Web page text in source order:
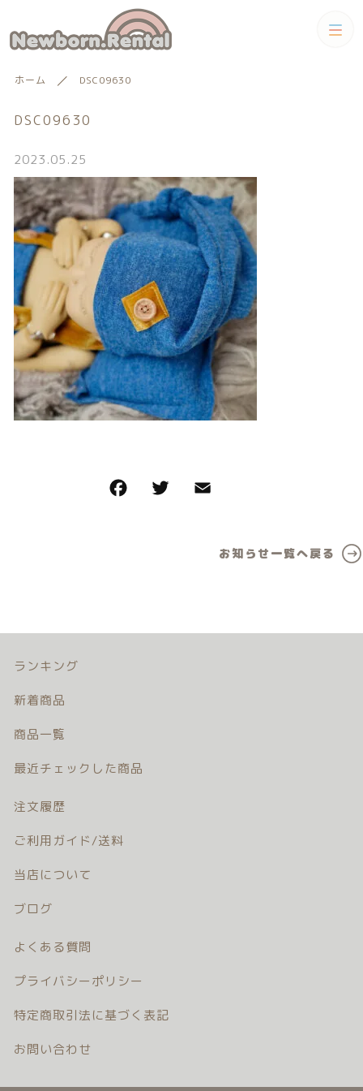
ホーム DSC09630
DSC09630
2023.05.25
お知らせ一覧へ戻る
ランキング
新着商品
商品一覧
最近チェックした商品
注文履歴
ご利用ガイド/送料
当店について
ブログ
よくある質問
プライバシーポリシー
特定商取引法に基づく表記
お問い合わせ
カテゴリー
トータルコーディネート
セット
男の子向けアイテム
小物単品レンタル 女の子向けアイテム
カテゴリー一覧
商品一覧
最近チェックした商品
注文履歴
ブログ
よくある質問
プライバシーポリシー
お問い合わせ
男の子向けアイテム
小物単品レンタル
女の子向けアイテム
ギフトカード
バースデーセット
全てのアイテム
絞り込み検索
親カテゴリー
子カテゴリー
価格帯
～